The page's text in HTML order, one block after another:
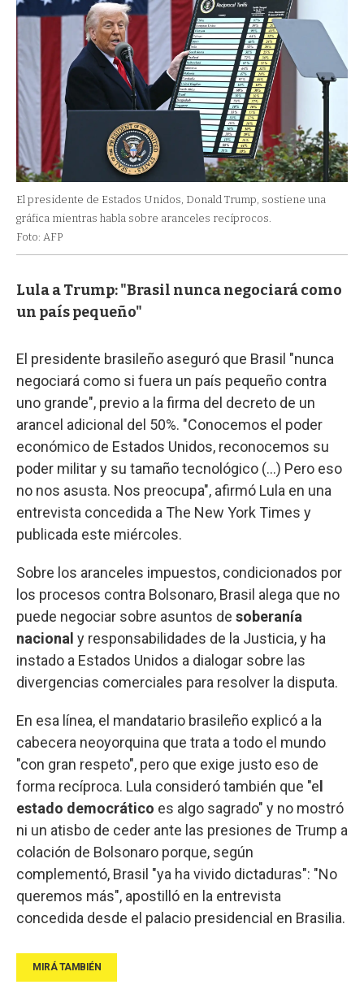
El presidente de Estados Unidos, Donald Trump, sostiene una
gráfica mientras habla sobre aranceles recíprocos.
Foto: AFP
Lula a Trump: "Brasil nunca negociará como
un país pequeño"
El presidente brasileño aseguró que Brasil "nunca
negociará como si fuera un país pequeño contra
uno grande", previo a la firma del decreto de un
arancel adicional del 50%. "Conocemos el poder
económico de Estados Unidos, reconocemos su
poder militar y su tamaño tecnológico (...) Pero eso
no nos asusta. Nos preocupa", afirmó Lula en una
entrevista concedida a The New York Times y
publicada este miércoles.
Sobre los aranceles impuestos, condicionados por
los procesos contra Bolsonaro, Brasil alega que no
puede negociar sobre asuntos de soberanía
nacional y responsabilidades de la Justicia, y ha
instado a Estados Unidos a dialogar sobre las
divergencias comerciales para resolver la disputa.
En esa línea, el mandatario brasileño explicó a la
cabecera neoyorquina que trata a todo el mundo
"con gran respeto", pero que exige justo eso de
forma recíproca. Lula consideró también que "e
estado democrático es algo sagrado" y no mostró
ni un atisbo de ceder ante las presiones de Trump a
colación de Bolsonaro porque, según
complementó, Brasil "ya ha vivido dictaduras": "No
queremos más", apostilló en la entrevista
concedida desde el palacio presidencial en Brasilia.